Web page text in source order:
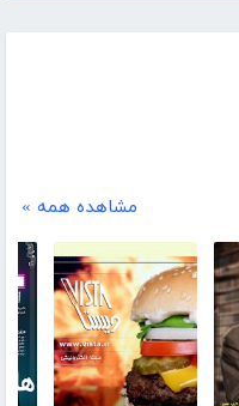
مشاهده همه »